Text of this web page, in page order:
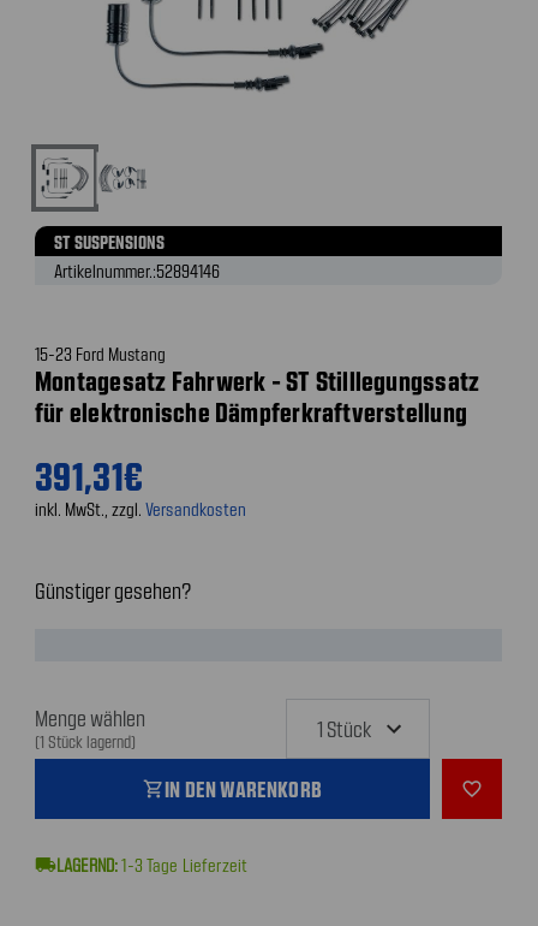
ST SUSPENSIONS
Artikelnummer.:52894146
15-23 Ford Mustang
Montagesatz Fahrwerk - ST Stilllegungssatz
für elektronische Dämpferkraftverstellung
391,31€
inkl. MwSt., zzgl. Versandkosten
Günstiger gesehen?
Menge wählen
(1 Stück lagernd)
shopping_cartIN DEN WARENKORB favorite_outline
local_shipping 1-3 Tage Lieferzeit